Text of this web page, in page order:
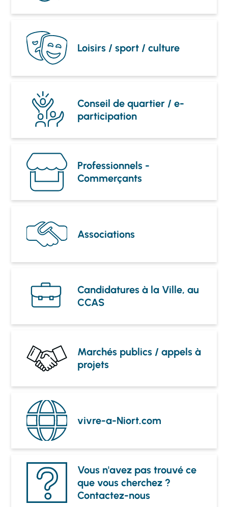
Loisirs / sport / culture
Conseil de quartier / e-
participation
Professionnels -
Commerçants
Associations
Candidatures à la Ville, au
CCAS
Marchés publics / appels à
projets
vivre-a-Niort.com
Vous n'avez pas trouvé ce
que vous cherchez ?
Contactez-nous